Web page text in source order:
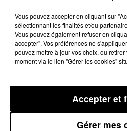
100% Radio les infos du Lot
11 avril 2024 - 4 min 19 sec
LES INFOS DU LOT DU
11/04/2024
Vous pouvez accepter en cliquant sur
sélectionnant les finalités et/ou
Vous pouvez également refuser en
accepter". Vos préférences ne
pouvez mettre à jour vos choix, ou
moment via le lien "Gérer les cookies"
Gérer mes
Accepter et